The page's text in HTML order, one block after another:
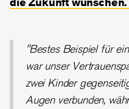
"Bestes Beispiel für
war unser
zwei Kinder
Augen verbunden,